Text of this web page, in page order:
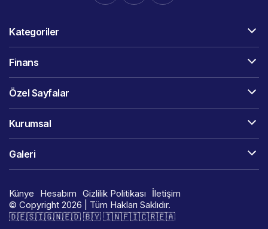
Kategoriler
Finans
Özel Sayfalar
Kurumsal
Galeri
Künye Hesabım Gizlilik Politikası
İletişim
© Copyright 2026 | Tüm Hakları Saklıdır.
🇩​​​​​🇪​​​​​🇸​​​​​🇮​​​​​🇬​​​​​🇳​​​​​🇪​​​​​🇩​​​​​ 🇧​​​​​🇾​​​​​ 🇮​​​​​🇳​​​​​🇫​​​​​🇮​​​​​🇨​​​​​🇷​​​​​🇪​​​​​🇦​​​​​​​​​​